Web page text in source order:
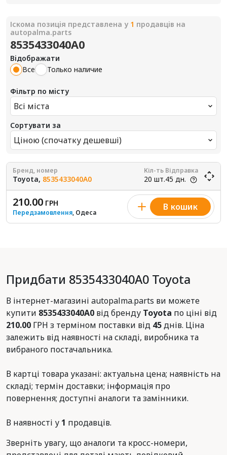
Іскома позиція представлена у 1 продавців на
autopalma.parts
8535433040A0
Відображати
Все
Только наличие
Фільтр по місту
Всі міста
Сортувати за
Ціною (спочатку дешевші)
Бренд, номер
Toyota, 8535433040A0
Кіл-ть
20 шт.
Відправка
45 дн.
210.00 ГРН
Передзамовлення, Одеса
В кошик
Придбати 8535433040A0 Toyota
В інтернет-магазині autopalma.parts ви можете
купити 8535433040A0 від бренду Toyota по ціні від
210.00 ГРН з терміном поставки від 45днів. Ціна
залежить від наявності на складі, виробника та
вибраного постачальника.
В картці товара указані: актуальна цена; наявність на
складі; термін доставки; інформація про
повернення; доступні аналоги та замінники.
В наявності у 1 продавців.
Зверніть увагу, що аналоги та кросс-номери,